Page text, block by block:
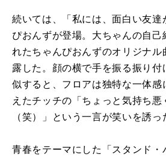
続いては、「私には、面白い友達
ぴおんずが登場。大ちゃんの自己
れたちゃんぴおんずのオリジナル
露した。顔の横で手を振る振り付
似すると、フロアは独特な一体感
えたチッチの「ちょっと気持ち悪
（笑）」という一言が笑いを誘っ
青春をテーマにした「スタンド・